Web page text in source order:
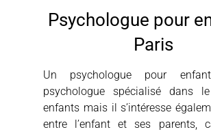
Psychologue pour
Paris
Un psychologue pour
psychologue spécialisé dans
enfants mais il s’intéresse
entre l’enfant et ses parents,